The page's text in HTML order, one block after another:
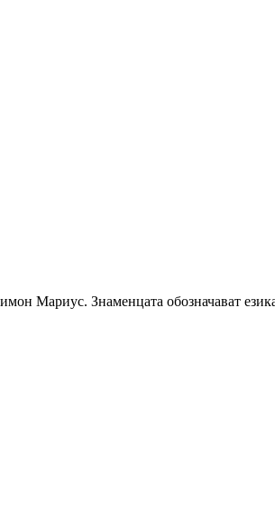
Мариус. Знаменцата обозначават